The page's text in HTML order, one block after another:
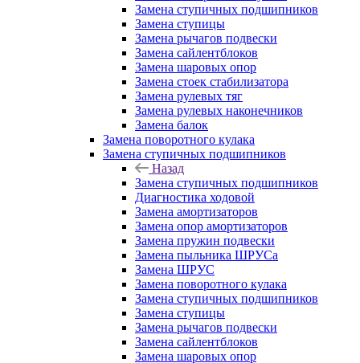
Замена ступичных подшипников
Замена ступицы
Замена рычагов подвески
Замена сайлентблоков
Замена шаровых опор
Замена стоек стабилизатора
Замена рулевых тяг
Замена рулевых наконечников
Замена балок
Замена поворотного кулака
Замена ступичных подшипников
Назад
Замена ступичных подшипников
Диагностика ходовой
Замена амортизаторов
Замена опор амортизаторов
Замена пружин подвески
Замена пыльника ШРУСа
Замена ШРУС
Замена поворотного кулака
Замена ступичных подшипников
Замена ступицы
Замена рычагов подвески
Замена сайлентблоков
Замена шаровых опор